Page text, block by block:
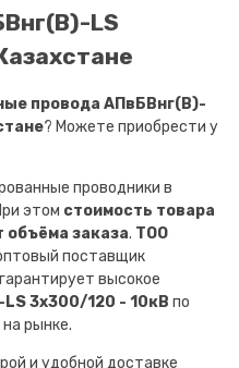
LS
провода АПвБВнг(B)-
? Можете приобрести у
проводники в
этом стоимость товара
объёма заказа. ТОО
поставщик
высокое
3х300/120 - 10кВ по
рынке.
и удобной доставке